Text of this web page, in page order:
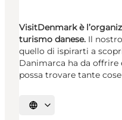
VisitDenmark è
turismo danese. Il
quello di ispirarti a
Danimarca ha da offrire
possa trovare tante
Seleziona la lingua